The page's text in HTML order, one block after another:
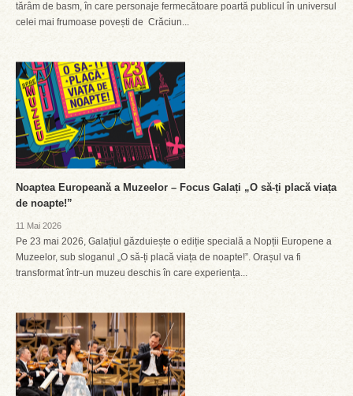
tărâm de basm, în care personaje fermecătoare poartă publicul în universul
celei mai frumoase povești de Crăciun...
Noaptea Europeană a Muzeelor – Focus Galați „O să-ți placă viața
de noapte!”
11 Mai 2026
Pe 23 mai 2026, Galațiul găzduiește o ediție specială a Nopții Europene a
Muzeelor, sub sloganul „O să-ți placă viața de noapte!”. Orașul va fi
transformat într-un muzeu deschis în care experiența...